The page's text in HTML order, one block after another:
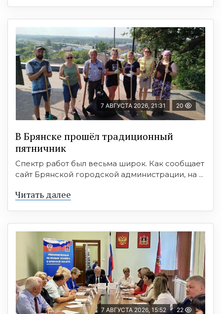
7 АВГУСТА 2026, 21:31 20
В Брянске прошёл традиционный
пятничник
Спектр работ был весьма широк. Как сообщает
сайт Брянской городской администрации, на ...
Читать далее
7 АВГУСТА 2026, 15:52 22